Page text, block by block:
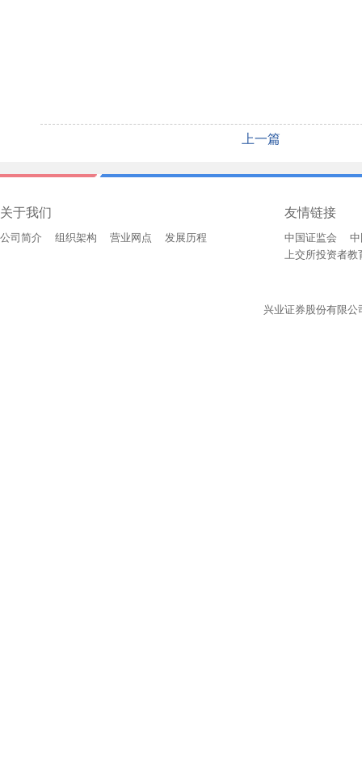
上一篇
关于我们
公司简介 组织架构 营业网点 发展历程
友情链接
中国证监会
上交所投资者教
兴业证券股份有限